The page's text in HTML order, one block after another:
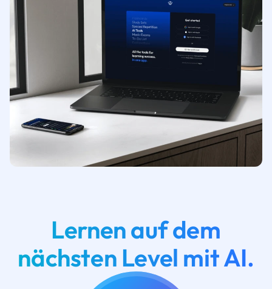
Lernen auf dem
nächsten Level mit AI.